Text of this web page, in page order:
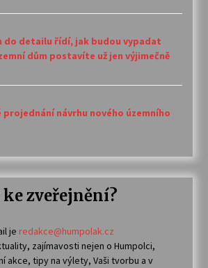
do detailu řídí, jak budou vypadat
dům postavíte už jen výjimečně
projednání návrhu nového územního
zveřejnění?
je redakce@humpolak.cz
zajímavosti nejen o Humpolci,
akce, tipy na výlety, Vaši tvorbu a v